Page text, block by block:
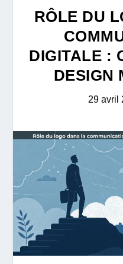
RÔLE DU
DIGITALE :
DESIGN
29 avril